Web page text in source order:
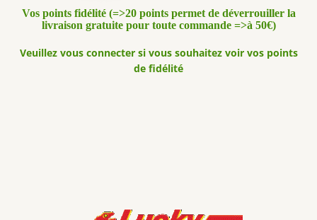
Vos points fidélité (=>20 points permet de déverrouiller la
livraison gratuite pour toute commande =>à 50€)
Veuillez vous connecter si vous souhaitez voir vos points
de fidélité